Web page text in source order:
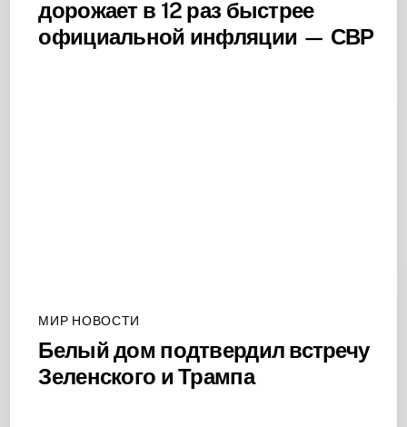
дорожает в 12 раз быстрее
официальной инфляции — СВР
МИР НОВОСТИ
Белый дом подтвердил встречу
Зеленского и Трампа